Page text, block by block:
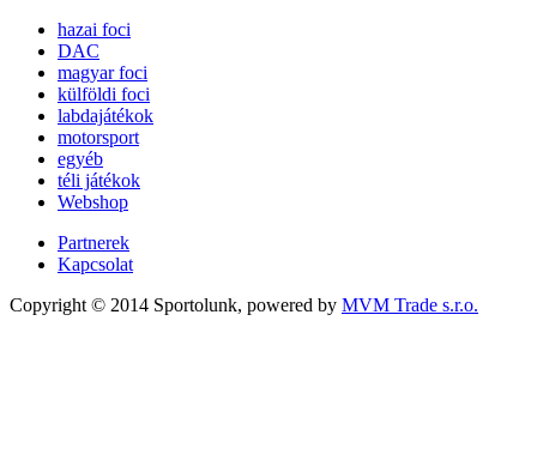
hazai foci
DAC
magyar foci
külföldi foci
labdajátékok
motorsport
egyéb
téli játékok
Webshop
Partnerek
Kapcsolat
Copyright © 2014 Sportolunk, powered by MVM Trade s.r.o.